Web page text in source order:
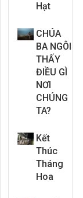
Hạt
CHÚA
BA NGÔI
THẤY
ĐIỀU GÌ
NƠI
CHÚNG
TA?
Kết
Thúc
Tháng
Hoa